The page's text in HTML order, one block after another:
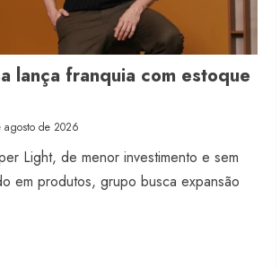
lança franquia com estoque
agosto de 2026
Light, de menor investimento e sem
em produtos, grupo busca expansão